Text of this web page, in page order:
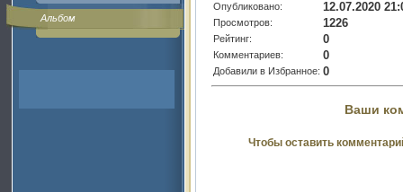
Альбом
Опубликовано: 12.07.2020
Просмотров: 1226
Рейтинг: 0
Комментариев: 0
Добавили в Избранное: 0
Ваши
Чтобы оставить